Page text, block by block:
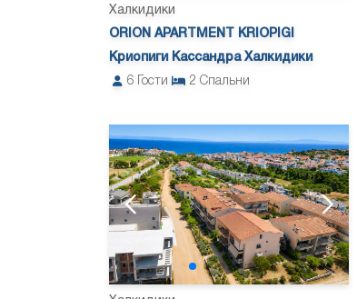
Халкидики
ORION APARTMENT KRIOPIGI
Криопиги Кассандра Халкидики
6
Гости 2 Спальни